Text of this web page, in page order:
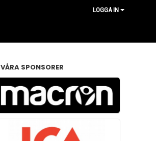
LOGGA IN
VÅRA SPONSORER